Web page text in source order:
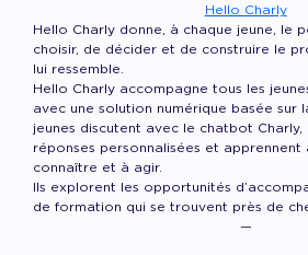
Hello Charly
Hello Charly donne, à chaque jeune, le
choisir, de décider et de construire le
lui ressemble.
Hello Charly accompagne tous les
avec une solution numérique basée sur
jeunes discutent avec le chatbot
réponses personnalisées et apprennent
connaître et à agir.
Ils explorent les opportunités
de formation qui se trouvent près de
—